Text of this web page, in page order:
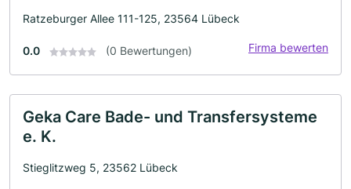
Ratzeburger Allee 111-125, 23564 Lübeck
0.0 (0 Bewertungen) Firma bewerten
Geka Care Bade- und Transfersysteme
e. K.
Stieglitzweg 5, 23562 Lübeck